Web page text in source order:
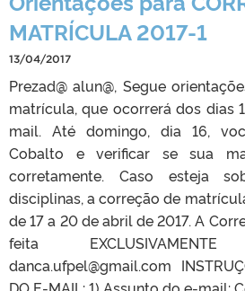
MATRÍCULA 2017-1
13/04/2017
Prezad@ alun@, Segue
matrícula, que ocorrerá dos dias
mail. Até domingo, dia 16,
Cobalto e verificar se sua
corretamente. Caso esteja
disciplinas, a correção de
de 17 a 20 de abril de 2017. A
feita
danca.ufpel@gmail.com
DO E-MAIL: 1) Assunto do e-mail: